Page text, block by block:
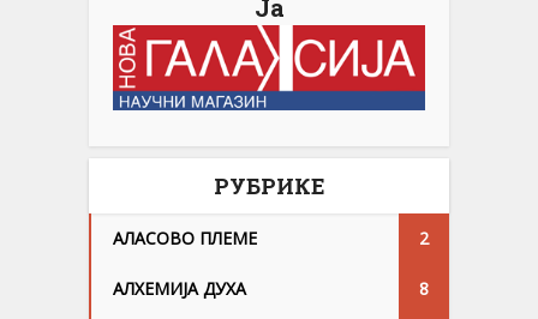
Ја
РУБРИКЕ
АЛАСОВО ПЛЕМЕ 2
АЛХЕМИЈА ДУХА 8